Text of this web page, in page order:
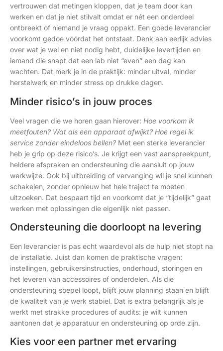
vertrouwen dat metingen kloppen, dat je team door kan
werken en dat je niet stilvalt omdat er nét een onderdeel
ontbreekt of niemand je vraag oppakt. Een goede leverancier
voorkomt gedoe vóórdat het ontstaat. Denk aan eerlijk advies
over wat je wel en niet nodig hebt, duidelijke levertijden en
iemand die snapt dat een lab niet “even” een dag kan
wachten. Dat merk je in de praktijk: minder uitval, minder
herstelwerk en minder stress op drukke dagen.
Minder risico’s in jouw proces
Veel vragen die we horen gaan hierover: Hoe voorkom ik
meetfouten? Wat als een apparaat afwijkt? Hoe regel ik
service zonder eindeloos bellen? Met een sterke leverancier
heb je grip op deze risico’s. Je krijgt een vast aanspreekpunt,
heldere afspraken en ondersteuning die aansluit op jouw
werkwijze. Ook bij uitbreiding of vervanging wil je snel kunnen
schakelen, zonder opnieuw het hele traject te moeten
uitzoeken. Dat bespaart tijd en voorkomt dat je “tijdelijk” gaat
werken met oplossingen die eigenlijk niet passen.
Ondersteuning die doorloopt na levering
Een leverancier is pas echt waardevol als de hulp niet stopt na
de installatie. Juist dan komen de praktische vragen:
instellingen, gebruikersinstructies, onderhoud, storingen en
het leveren van accessoires of onderdelen. Als die
ondersteuning soepel loopt, blijft jouw planning staan en blijft
de kwaliteit van je werk stabiel. Dat is extra belangrijk als je
werkt met strakke procedures of audits: je wilt kunnen
aantonen dat je apparatuur en ondersteuning op orde zijn.
Kies voor een partner met ervaring